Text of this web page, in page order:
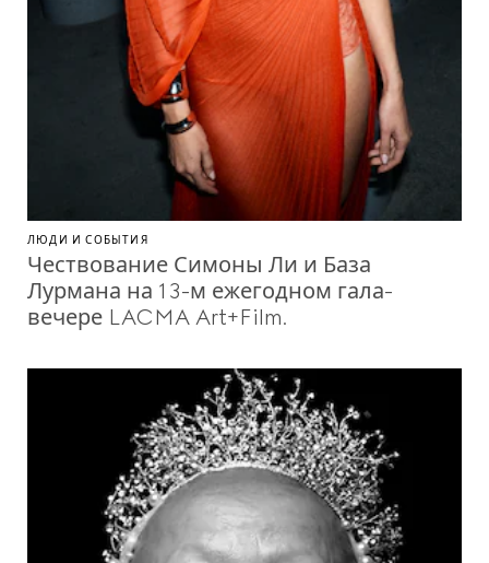
ЛЮДИ И СОБЫТИЯ
Чествование Симоны Ли и База
Лурмана на 13-м ежегодном гала-
вечере LACMA Art+Film.